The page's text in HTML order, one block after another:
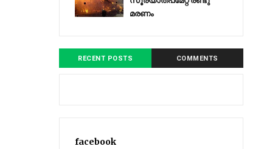
മരണം
RECENT POSTS COMMENTS
facebook